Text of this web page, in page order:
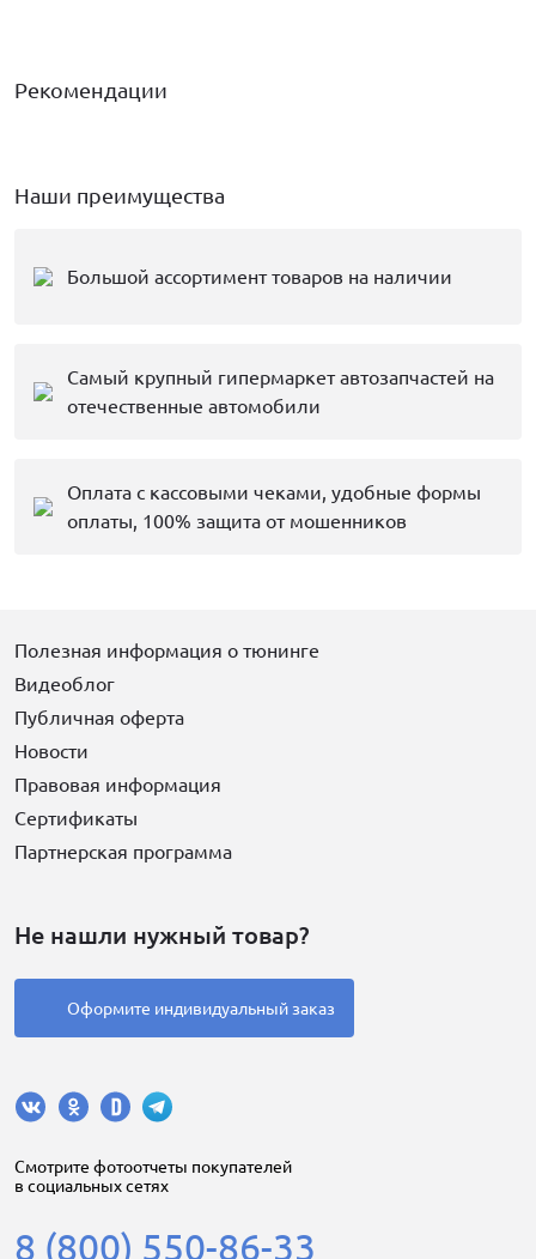
Рекомендации
Наши преимущества
Большой ассортимент товаров на наличии
Самый крупный гипермаркет автозапчастей на
отечественные автомобили
Оплата с кассовыми чеками, удобные формы
оплаты, 100% защита от мошенников
Полезная информация о тюнинге
Видеоблог
Публичная оферта
Новости
Правовая информация
Сертификаты
Партнерская программа
Не нашли нужный товар?
Оформите индивидуальный заказ
Cмотрите фотоотчеты покупателей
в социальных сетях
8 (800) 550-86-33